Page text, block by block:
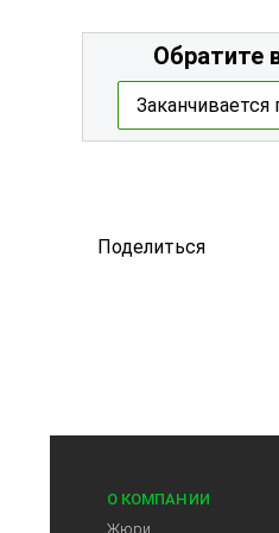
Обратите
Заканчивается
Поделиться
О КОМПАНИИ
Жюри